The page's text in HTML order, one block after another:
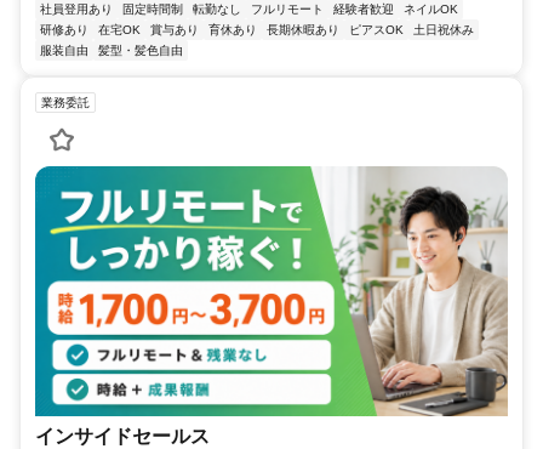
社員登用あり 固定時間制 転勤なし フルリモート 経験者歓迎
ネイルOK
研修あり
在宅OK 賞与あり 育休あり 長期休暇あり ピアスOK
土日祝休み
服装自由
髪型・髪色自由
業務委託
インサイドセールス